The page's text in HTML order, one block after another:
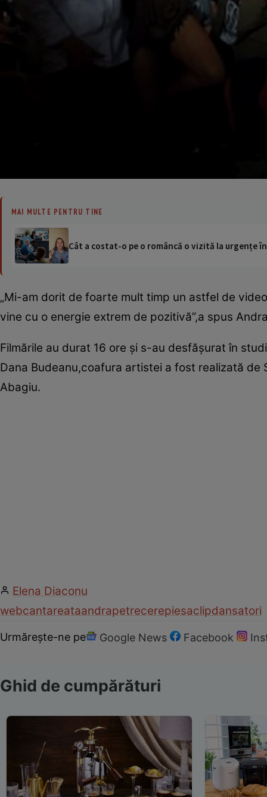
MAI MULTE PENTRU TINE
Cât a costat-o pe o româncă o vizită la urgențe
„Mi-am dorit de foarte mult timp un astfel de
vine cu o energie extrem de pozitivă”,a spus
Filmările au durat 16 ore şi s-au desfăşurat în
Dana Budeanu,coafura artistei a fost realizată
Abagiu.
Elena Diaconu
webcantareataandrapetrecerepiesaclipdansatori
Urmărește-ne pe Google News Facebook
Ghid de cumpărături